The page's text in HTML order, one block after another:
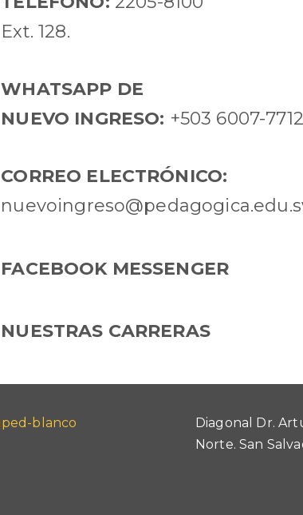
Ext. 128.
WHATSAPP DE
NUEVO INGRESO: +503 6007-7712
CORREO ELECTRÓNICO:
FACEBOOK MESSENGER
NUESTRAS CARRERAS
Diagonal Dr.
Norte. San